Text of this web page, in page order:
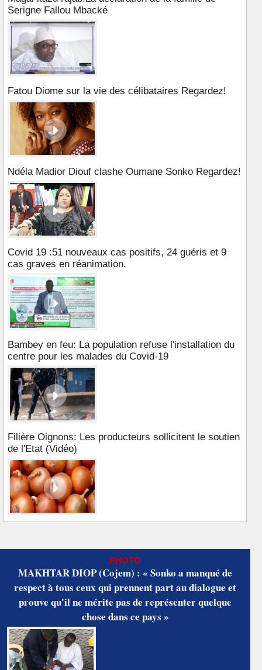
Serigne Fallou Mbacké
Fatou Diome sur la vie des célibataires Regardez!
Ndéla Madior Diouf clashe Oumane Sonko Regardez!
Covid 19 :51 nouveaux cas positifs, 24 guéris et 9
cas graves en réanimation.
Bambey en feu: La population refuse l'installation du
centre pour les malades du Covid-19
Filière Oignons: Les producteurs sollicitent le soutien
de l'Etat (Vidéo)
PHOTO
MAKHTAR DIOP (Cojem) : « Sonko a manqué de
respect à tous ceux qui prennent part au dialogue et
prouve qu'il ne mérite pas de représenter quelque
chose dans ce pays »